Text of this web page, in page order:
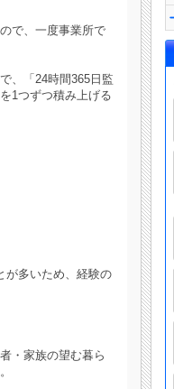
で、一度事業所で
、「24時間365日監
1つずつ積み上げる
が多いため、経験の
・家族の望む暮ら